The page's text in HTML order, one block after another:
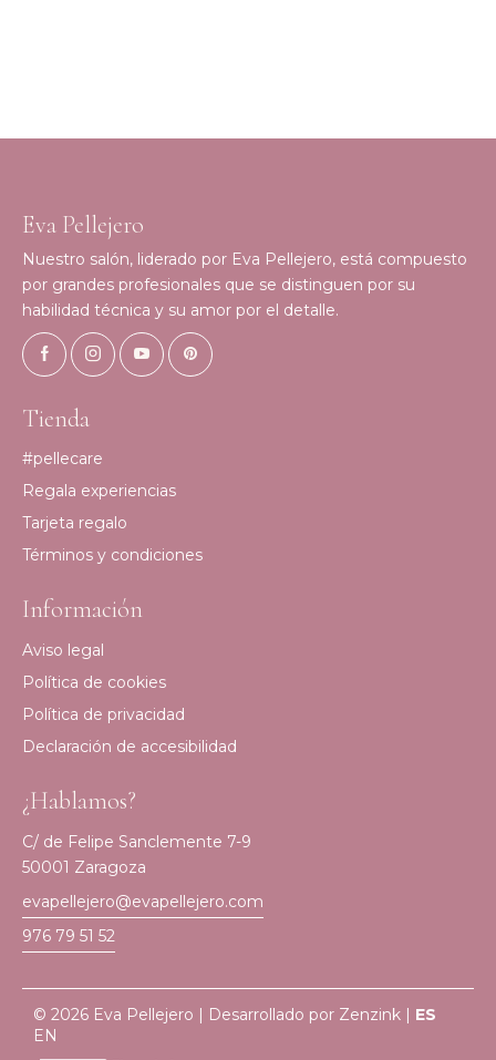
Eva Pellejero
Nuestro salón, liderado por Eva Pellejero, está compuesto
por grandes profesionales que se distinguen por su
habilidad técnica y su amor por el detalle.
Tienda
#pellecare
Regala experiencias
Tarjeta regalo
Términos y condiciones
Información
Aviso legal
Política de cookies
Política de privacidad
Declaración de accesibilidad
¿Hablamos?
C/ de Felipe Sanclemente 7-9
50001 Zaragoza
evapellejero@evapellejero.com
976 79 51 52
© 2026 Eva Pellejero | Desarrollado por Zenzink | ES
EN